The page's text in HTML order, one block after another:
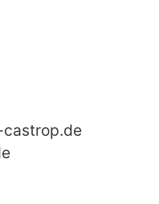
castrop.de